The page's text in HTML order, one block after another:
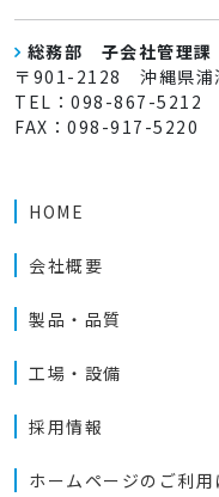
総務部 子会社管理課
〒901-2128 沖縄県浦
TEL：098-867-5212
FAX：098-917-5220
HOME
会社概要
製品・品質
工場・設備
採用情報
ホームページのご利用